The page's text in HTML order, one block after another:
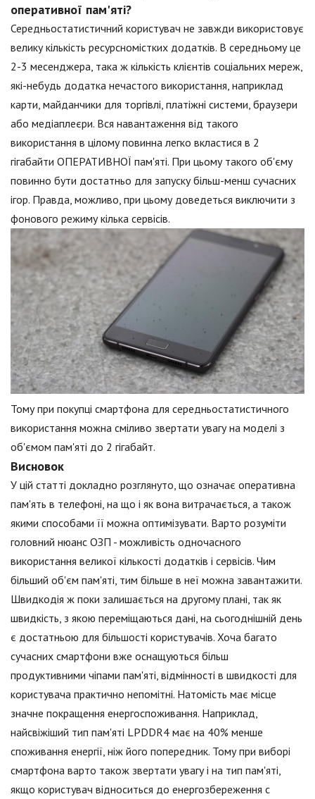
оперативної пам'яті?
Середньостатистичний користувач не завжди використовує
велику кількість ресурсномістких додатків. В середньому це
2-3 месенджера, така ж кількість клієнтів соціальних мереж,
які-небудь додатка нечастого використання, наприклад
карти, майданчики для торгівлі, платіжні системи, браузери
або медіаплеєри. Вся навантаження від такого
використання в цілому повинна легко вкластися в 2
гігабайти ОПЕРАТИВНОЇ пам'яті. При цьому такого об'єму
повинно бути достатньо для запуску більш-менш сучасних
ігор. Правда, можливо, при цьому доведеться виключити з
фонового режиму кілька сервісів.
Тому при покупці смартфона для середньостатистичного
використання можна сміливо звертати увагу на моделі з
об'ємом пам'яті до 2 гігабайт.
Висновок
У цій статті докладно розглянуто, що означає оперативна
пам'ять в телефоні, на що і як вона витрачається, а також
якими способами її можна оптимізувати. Варто розуміти
головний нюанс ОЗП - можливість одночасного
використання великої кількості додатків і сервісів. Чим
більший об'єм пам'яті, тим більше в неї можна завантажити.
Швидкодія ж поки залишається на другому плані, так як
швидкість, з якою переміщаються дані, на сьогоднішній день
є достатньою для більшості користувачів. Хоча багато
сучасних смартфони вже оснащуються більш
продуктивними чіпами пам'яті, відмінності в швидкості для
користувача практично непомітні. Натомість має місце
значне покращення енергоспоживання. Наприклад,
найсвіжіший тип пам'яті LPDDR4 має на 40% менше
споживання енергії, ніж його попередник. Тому при виборі
смартфона варто також звертати увагу і на тип пам'яті,
якщо користувач відноситься до енергозбереження c